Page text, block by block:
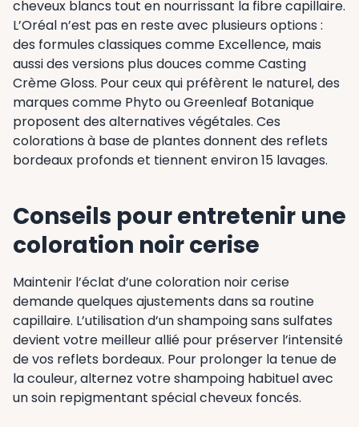
cheveux blancs tout en nourrissant la fibre capillaire.
L’Oréal n’est pas en reste avec plusieurs options :
des formules classiques comme Excellence, mais
aussi des versions plus douces comme Casting
Crème Gloss. Pour ceux qui préfèrent le naturel, des
marques comme Phyto ou Greenleaf Botanique
proposent des alternatives végétales. Ces
colorations à base de plantes donnent des reflets
bordeaux profonds et tiennent environ 15 lavages.
Conseils pour entretenir une
coloration noir cerise
Maintenir l’éclat d’une coloration noir cerise
demande quelques ajustements dans sa routine
capillaire. L’utilisation d’un shampoing sans sulfates
devient votre meilleur allié pour préserver l’intensité
de vos reflets bordeaux. Pour prolonger la tenue de
la couleur, alternez votre shampoing habituel avec
un soin repigmentant spécial cheveux foncés.